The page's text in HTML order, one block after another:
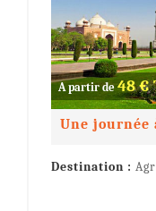
A partir de48 €
Une journée
Destination :